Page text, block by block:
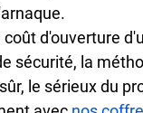
d'ouverture
sécurité, la
le sérieux du